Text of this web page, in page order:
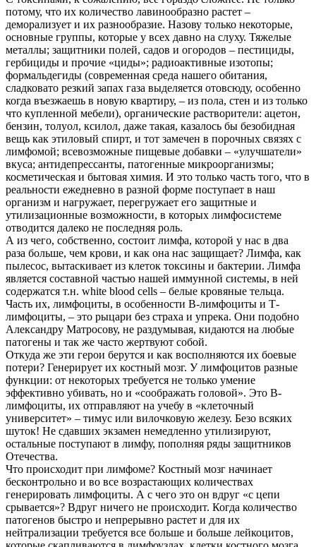
потому, что их количество лавинообразно растет –
деморализует и их разнообразие. Назову только некоторые,
основные группы, которые у всех давно на слуху. Тяжелые
металлы; защитники полей, садов и огородов – пестициды,
гербициды и прочие «циды»; радиоактивные изотопы;
формальдегиды (современная среда нашего обитания,
сладковато резкий запах газа выделяется отовсюду, особенно
когда въезжаешь в новую квартиру, – из пола, стен и из только
что купленной мебели), органические растворители: ацетон,
бензин, толуол, ксилол, даже такая, казалось бы безобидная
вещь как этиловый спирт, и тот замечен в порочных связях с
лимфомой; всевозможные пищевые добавки – «улучшатели»
вкуса; антидепрессанты, патогенные микроорганизмы;
косметическая и бытовая химия. И это только часть того, что в
реальности ежедневно в разной форме поступает в наш
организм и нагружает, перегружает его защитные и
утилизационные возможности, в которых лимфосистеме
отводится далеко не последняя роль.
А из чего, собственно, состоит лимфа, которой у нас в два
раза больше, чем крови, и как она нас защищает? Лимфа, как
пылесос, вытаскивает из клеток токсины и бактерии. Лимфа
является составной частью нашей иммунной системы, в ней
содержатся т.н. white blood cells – белые кровяные тельца.
Часть их, лимфоциты, в особенности В-лимфоциты и Т-
лимфоциты, – это рыцари без страха и упрека. Они подобно
Александру Матросову, не раздумывая, кидаются на любые
патогены и так же часто жертвуют собой.
Откуда же эти герои берутся и как восполняются их боевые
потери? Генерирует их костный мозг. У лимфоцитов разные
функции: от некоторых требуется не только умение
эффективно убивать, но и «соображать головой». Это В-
лимфоциты, их отправляют на учебу в «клеточный
университет» – тимус или вилочковую железу. Безо всяких
шуток! Не сдавших экзамен немедленно утилизируют,
остальные поступают в лимфу, пополняя ряды защитников
Отечества.
Что происходит при лимфоме? Костный мозг начинает
бесконтрольно и во все возрастающих количествах
генерировать лимфоциты. А с чего это он вдруг «с цепи
срывается»? Вдруг ничего не происходит. Когда количество
патогенов быстро и непрерывно растет и для их
нейтрализации требуется все больше и больше лейкоцитов,